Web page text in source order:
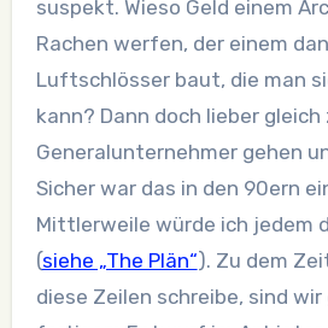
suspekt. Wieso Geld einem
Rachen werfen, der einem
Luftschlösser baut, die man
kann? Dann doch lieber gleich
Generalunternehmer gehen
Sicher war das in den 90ern
Mittlerweile würde ich jedem
(siehe „The Plän“). Zu dem
diese Zeilen schreibe, sind